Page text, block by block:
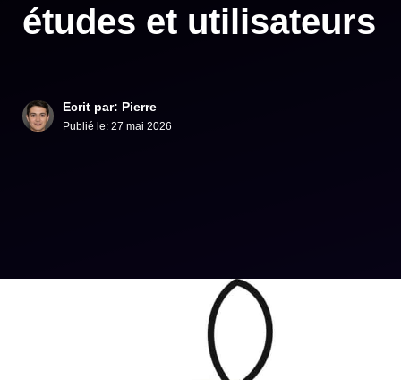
études et utilisateurs
Ecrit par: Pierre
Publié le: 27 mai 2026